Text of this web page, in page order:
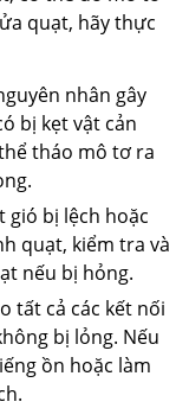
quạt, hãy thực
nhân gây
bị kẹt vật cản
tháo mô tơ ra
gió bị lệch hoặc
quạt, kiểm tra và
nếu bị hỏng.
tất cả các kết nối
bị lỏng. Nếu
ồn hoặc làm